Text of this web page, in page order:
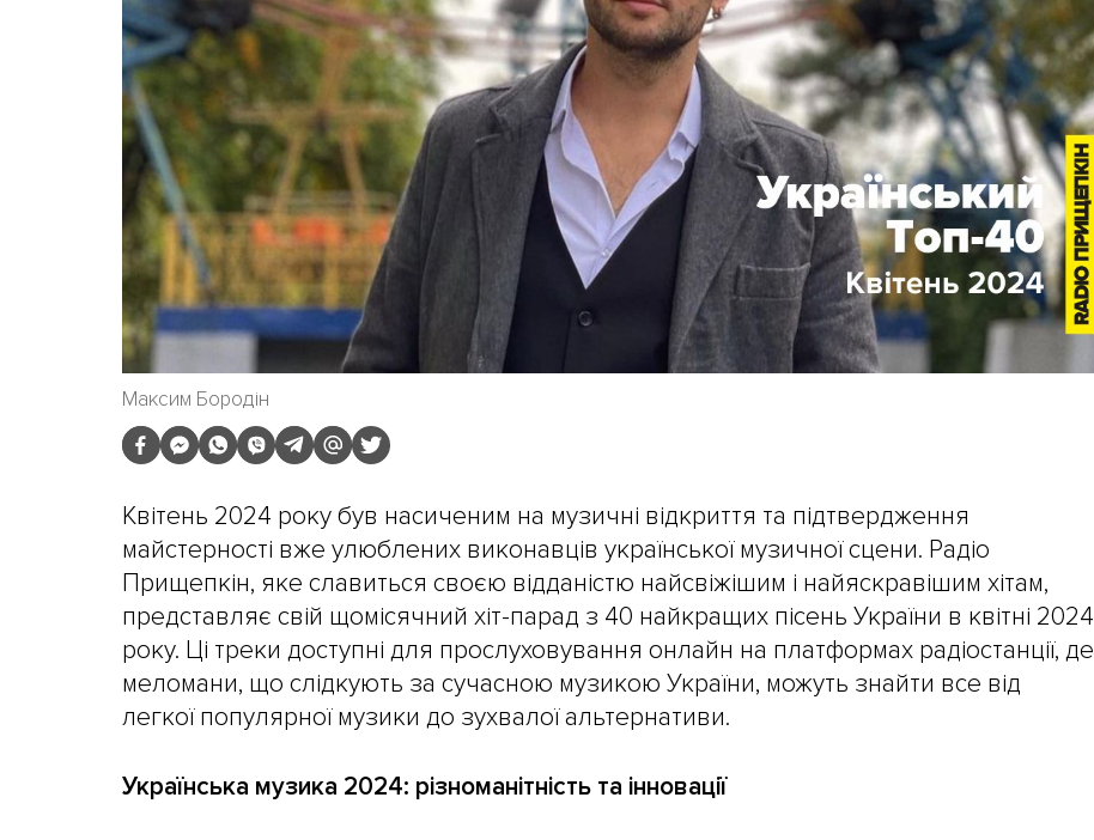
Максим Бородін
Квітень 2024 року був насиченим на музичні відкриття та підтвердження
майстерності вже улюблених виконавців української музичної сцени. Радіо
Прищепкін, яке славиться своєю відданістю найсвіжішим і найяскравішим хітам,
представляє свій щомісячний хіт-парад з 40 найкращих пісень України в квітні 2024
року. Ці треки доступні для прослуховування онлайн на платформах радіостанції, де
меломани, що слідкують за сучасною музикою України, можуть знайти все від
легкої популярної музики до зухвалої альтернативи.
Українська музика 2024: різноманітність та інновації